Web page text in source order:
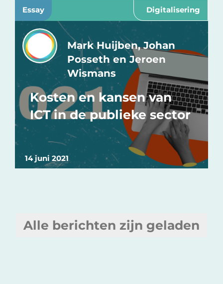
Essay Digitalisering
14 juni 2021
Mark Huijben, Johan
Posseth en Jeroen
Wismans
Kosten en kansen van
ICT in de publieke sector
Alle berichten zijn geladen